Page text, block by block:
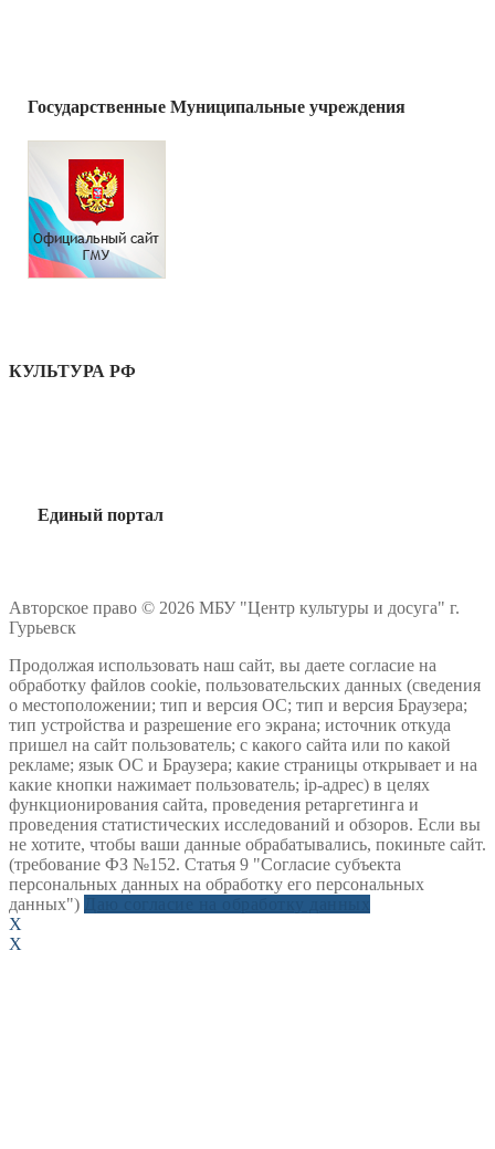
Государственные Муниципальные учреждения
КУЛЬТУРА РФ
Единый портал
Авторское право © 2026 МБУ "Центр культуры и досуга" г.
Гурьевск
Продолжая использовать наш сайт, вы даете согласие на
обработку файлов cookie, пользовательских данных (сведения
о местоположении; тип и версия ОС; тип и версия Браузера;
тип устройства и разрешение его экрана; источник откуда
пришел на сайт пользователь; с какого сайта или по какой
рекламе; язык ОС и Браузера; какие страницы открывает и на
какие кнопки нажимает пользователь; ip-адрес) в целях
функционирования сайта, проведения ретаргетинга и
проведения статистических исследований и обзоров. Если вы
не хотите, чтобы ваши данные обрабатывались, покиньте сайт.
(требование ФЗ №152. Статья 9 "Согласие субъекта
персональных данных на обработку его персональных
данных")
X
X